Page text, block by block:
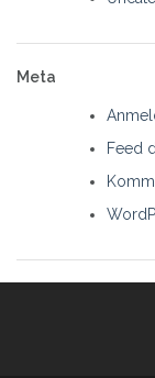
Meta
Feed